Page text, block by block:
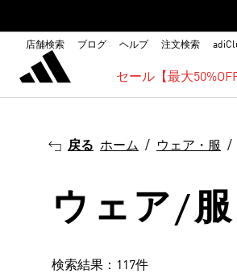
店舗検索 ブログ ヘルプ 注文検索
セール【最大
戻る ホーム ウェア・服
ウェア/
検索結果：117件